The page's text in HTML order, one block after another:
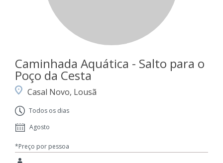
Caminhada Aquática - Salto para o
Poço da Cesta
Casal Novo, Lousã
Todos os dias
Agosto
*Preço por pessoa